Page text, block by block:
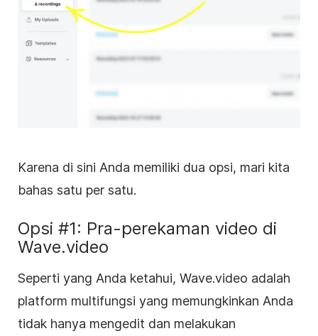
Karena di sini Anda memiliki dua opsi, mari kita
bahas satu per satu.
Opsi #1: Pra-perekaman video di
Wave.video
Seperti yang Anda ketahui, Wave.video adalah
platform multifungsi yang memungkinkan Anda
tidak hanya mengedit dan melakukan